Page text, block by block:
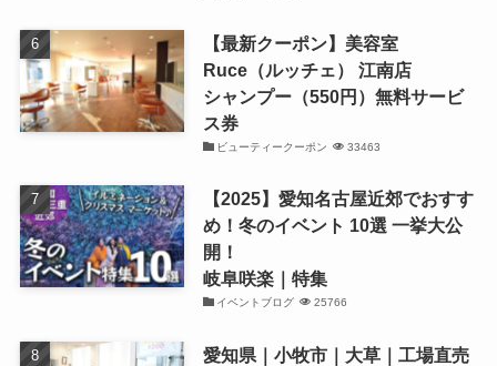
【最新クーポン】美容室
Ruce（ルッチェ） 江南店
シャンプー（550円）無料サービ
ス券
ビューティークーポン 33463
【2025】愛知名古屋近郊でおすす
め！冬のイベント 10選 一挙大公
開！
岐阜咲楽｜特集
イベントブログ 25766
愛知県｜小牧市｜大草｜工場直売